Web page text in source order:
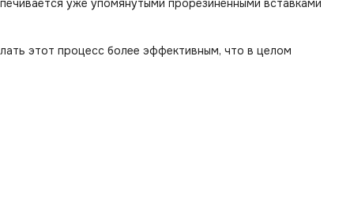
уже упомянутыми прорезиненными вставками
этот процесс более эффективным, что в целом